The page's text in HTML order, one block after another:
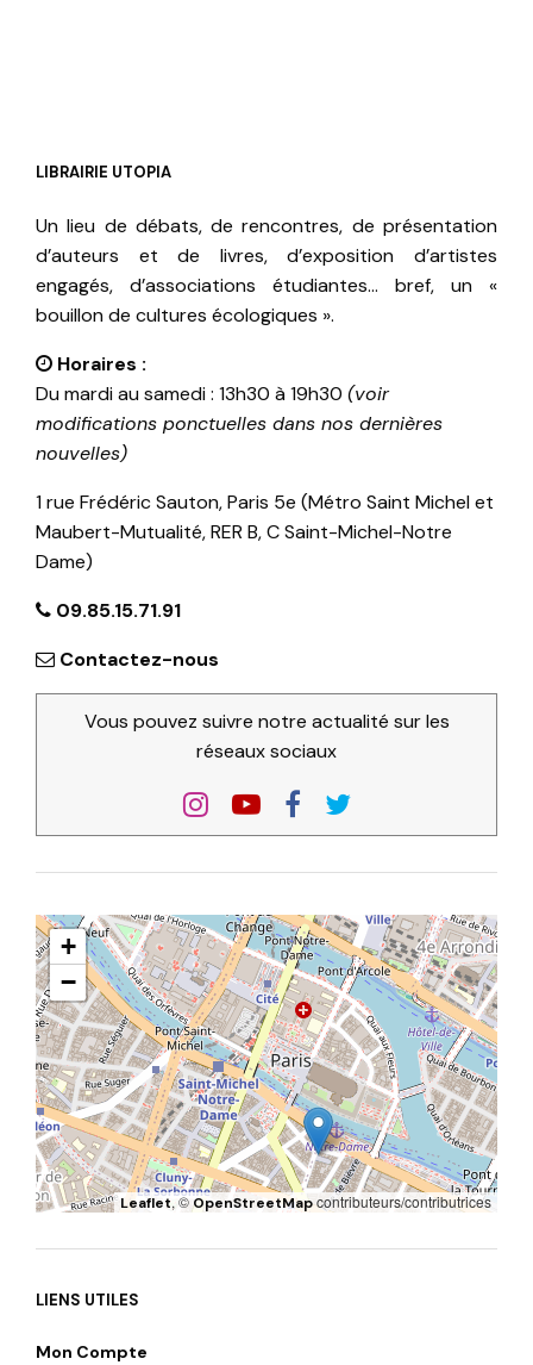
LIBRAIRIE UTOPIA
Un lieu de débats, de rencontres, de présentation
d’auteurs et de livres, d’exposition d’artistes
engagés, d’associations étudiantes… bref, un «
bouillon de cultures écologiques ».
Horaires :
Du mardi au samedi : 13h30 à 19h30 (voir
modifications ponctuelles dans nos dernières
nouvelles)
1 rue Frédéric Sauton, Paris 5e (Métro Saint Michel et
Maubert-Mutualité, RER B, C Saint-Michel-Notre
Dame)
09.85.15.71.91
Contactez-nous
Vous pouvez suivre notre actualité sur les
réseaux sociaux
+
−
Leaflet, ©OpenStreetMapcontributeurs/contributrices
LIENS UTILES
Mon Compte